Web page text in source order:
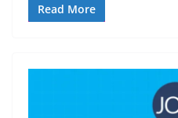
Read More